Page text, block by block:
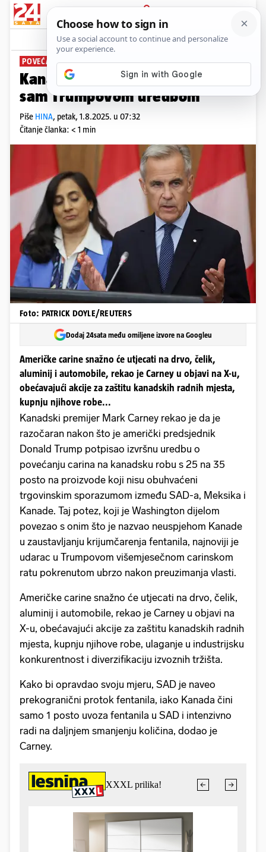
PRIJAVA
News Komentari
POVEĆANJE CARINA
Kanadski premijer: Razočaran
sam Trumpovom uredbom
Piše HINA, petak, 1.8.2025. u 07:32
Čitanje članka: < 1 min
Foto: PATRICK DOYLE/REUTERS
Dodaj 24sata među omiljene izvore na Googleu
Američke carine snažno će utjecati na drvo, čelik,
aluminij i automobile, rekao je Carney u objavi na X-u,
obećavajući akcije za zaštitu kanadskih radnih mjesta,
kupnju njihove robe...
Kanadski premijer Mark Carney rekao je da je
razočaran nakon što je američki predsjednik
Donald Trump potpisao izvršnu uredbu o
povećanju carina na kanadsku robu s 25 na 35
posto na proizvode koji nisu obuhvaćeni
trgovinskim sporazumom između SAD-a, Meksika i
Kanade. Taj potez, koji je Washington dijelom
povezao s onim što je nazvao neuspjehom Kanade
u zaustavljanju krijumčarenja fentanila, najnoviji je
udarac u Trumpovom višemjesečnom carinskom
ratu pokrenutom ubrzo nakon preuzimanja vlasti.
Američke carine snažno će utjecati na drvo, čelik,
aluminij i automobile, rekao je Carney u objavi na
X-u, obećavajući akcije za zaštitu kanadskih radnih
mjesta, kupnju njihove robe, ulaganje u industrijsku
konkurentnost i diverzifikaciju izvoznih tržišta.
Kako bi opravdao svoju mjeru, SAD je naveo
prekogranični protok fentanila, iako Kanada čini
samo 1 posto uvoza fentanila u SAD i intenzivno
radi na daljnjem smanjenju količina, dodao je
Carney.